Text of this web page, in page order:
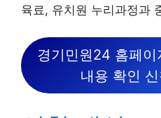
육료, 유치원 누리과정과
경기민원24 홈페
내용 확인